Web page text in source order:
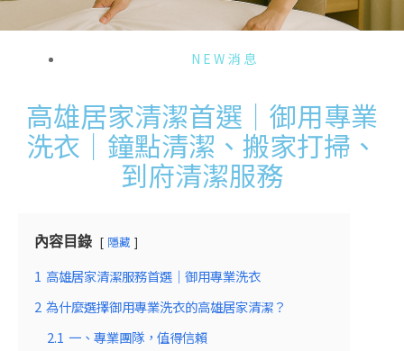
NEW消息
高雄居家清潔首選｜御用專業
洗衣｜鐘點清潔、搬家打掃、
到府清潔服務
內容目錄 隱藏
1 高雄居家清潔服務首選｜御用專業洗衣
2 為什麼選擇御用專業洗衣的高雄居家清潔？
2.1 一、專業團隊，值得信賴